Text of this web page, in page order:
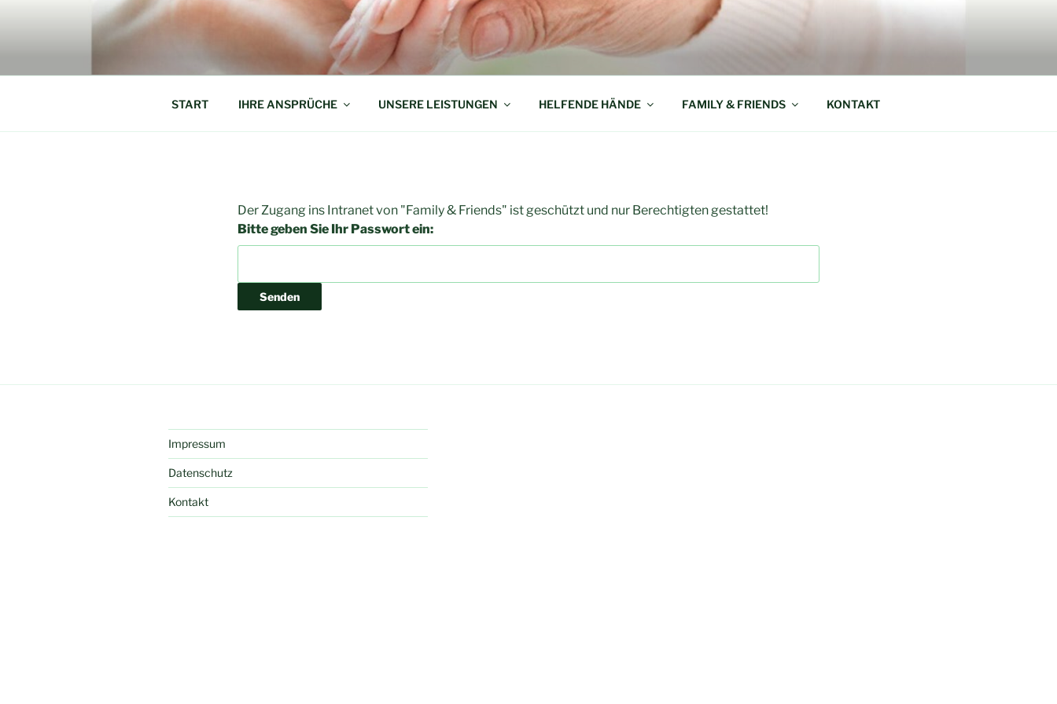
AMICARA
Freunde, die helfen! Das Netzwerk helfender Hände in der Pflege
START IHRE ANSPRÜCHE UNSERE LEISTUNGEN HELFENDE HÄNDE FAMILY & FRIENDS KONTAKT
Der Zugang ins Intranet von "Family & Friends" ist geschützt und nur Berechtigten gestattet!
Bitte geben Sie Ihr Passwort ein:
Impressum
Datenschutz
Kontakt